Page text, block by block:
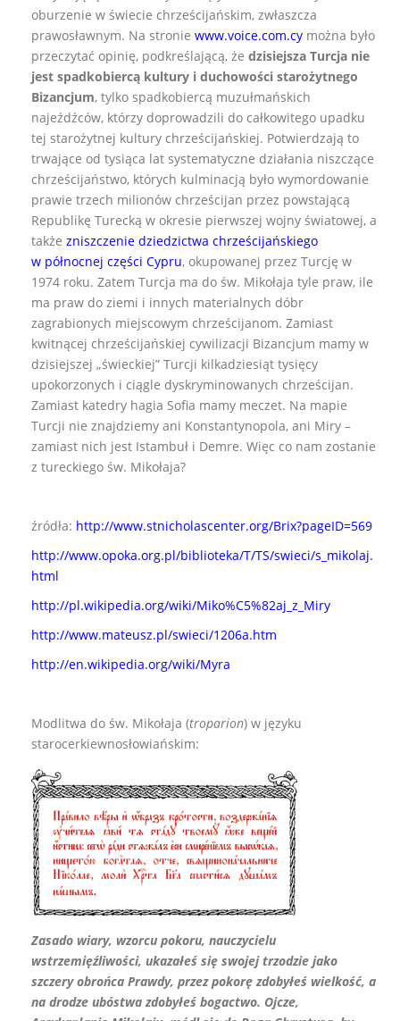
oburzenie w świecie chrześcijańskim, zwłaszcza
prawosławnym. Na stronie www.voice.com.cy można było
przeczytać opinię, podkreślającą, że dzisiejsza Turcja nie
jest spadkobiercą kultury i duchowości starożytnego
Bizancjum, tylko spadkobiercą muzułmańskich
najeźdźców, którzy doprowadzili do całkowitego upadku
tej starożytnej kultury chrześcijańskiej. Potwierdzają to
trwające od tysiąca lat systematyczne działania niszczące
chrześcijaństwo, których kulminacją było wymordowanie
prawie trzech milionów chrześcijan przez powstającą
Republikę Turecką w okresie pierwszej wojny światowej, a
także zniszczenie dziedzictwa chrześcijańskiego
w północnej części Cypru, okupowanej przez Turcję w
1974 roku. Zatem Turcja ma do św. Mikołaja tyle praw, ile
ma praw do ziemi i innych materialnych dóbr
zagrabionych miejscowym chrześcijanom. Zamiast
kwitnącej chrześcijańskiej cywilizacji Bizancjum mamy w
dzisiejszej „świeckiej” Turcji kilkadziesiąt tysięcy
upokorzonych i ciągle dyskryminowanych chrześcijan.
Zamiast katedry hagia Sofia mamy meczet. Na mapie
Turcji nie znajdziemy ani Konstantynopola, ani Miry –
zamiast nich jest Istambuł i Demre. Więc co nam zostanie
z tureckiego św. Mikołaja?
źródła: http://www.stnicholascenter.org/Brix?pageID=569
http://www.opoka.org.pl/biblioteka/T/TS/swieci/s_mikolaj.
html
http://pl.wikipedia.org/wiki/Miko%C5%82aj_z_Miry
http://www.mateusz.pl/swieci/1206a.htm
http://en.wikipedia.org/wiki/Myra
Modlitwa do św. Mikołaja (troparion) w języku
starocerkiewnosłowiańskim:
Zasado wiary, wzorcu pokoru, nauczycielu
wstrzemięźliwości, ukazałeś się swojej trzodzie jako
szczery obrońca Prawdy, przez pokorę zdobyłeś wielkość, a
na drodze ubóstwa zdobyłeś bogactwo. Ojcze,